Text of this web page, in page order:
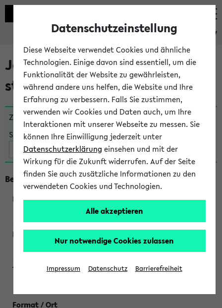
eKVV
Jetzt und in Kürze
stattfindende Veranstaltungen
Zu viele Veranstaltungen?Fakultät wählen
Suche:
Beginn um 16 Uhr
Schweiger
Datenschutzeinstellung
Diese Webseite verwendet Cookies und ähnliche
Technologien. Einige davon sind essentiell, um die
Funktionalität der Website zu gewährleisten,
während andere uns helfen, die Website und Ihre
Erfahrung zu verbessern. Falls Sie zustimmen,
verwenden wir Cookies und Daten auch, um Ihre
Interaktionen mit unserer Webseite zu messen. Sie
können Ihre Einwilligung jederzeit unter
Datenschutzerklärung einsehen und mit der
Wirkung für die Zukunft widerrufen. Auf der Seite
finden Sie auch zusätzliche Informationen zu den
verwendeten Cookies und Technologien.
Alle akzeptieren
Nur notwendige Cookies zulassen
Impressum Datenschutz Barrierefreiheit